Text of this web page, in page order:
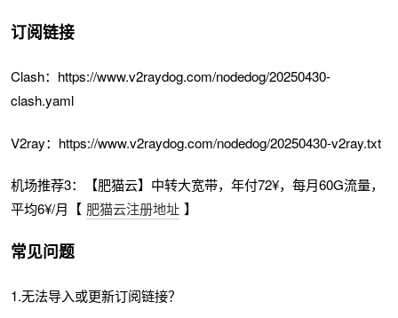
订阅链接
Clash：https://www.v2raydog.com/nodedog/20250430-
clash.yaml
V2ray：https://www.v2raydog.com/nodedog/20250430-v2ray.txt
机场推荐3：【肥猫云】中转大宽带，年付72¥，每月60G流量，
平均6¥/月【 肥猫云注册地址 】
常见问题
1.无法导入或更新订阅链接？